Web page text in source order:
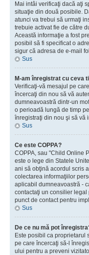
Mai intâi verificaţi dacă aţi
situaţie din două posibile.
atunci va trebui să urmaţi
trebuie activat fie de către
Această informaţie a fost
posibil să fi specificat o
sigur că adresa de e-mail
Sus
M-am înregistrat cu ceva
Verificaţi-vă mesajul pe
încercaţi din nou să vă
dumneavoastră dintr-un
o perioadă lungă de timp
înregistraţi din nou şi să vă
Sus
Ce este COPPA?
COPPA, sau "Child Online
este o lege din Statele
ani să obţină acordul scris
colectarea informaţiilor
aplicabil dumneavoastră -
contactaţi un consilier
punct de contact pentru
Sus
De ce nu mă pot
Este posibil ca proprietarul
pe care încercaţi să-l
ului pentru a preveni